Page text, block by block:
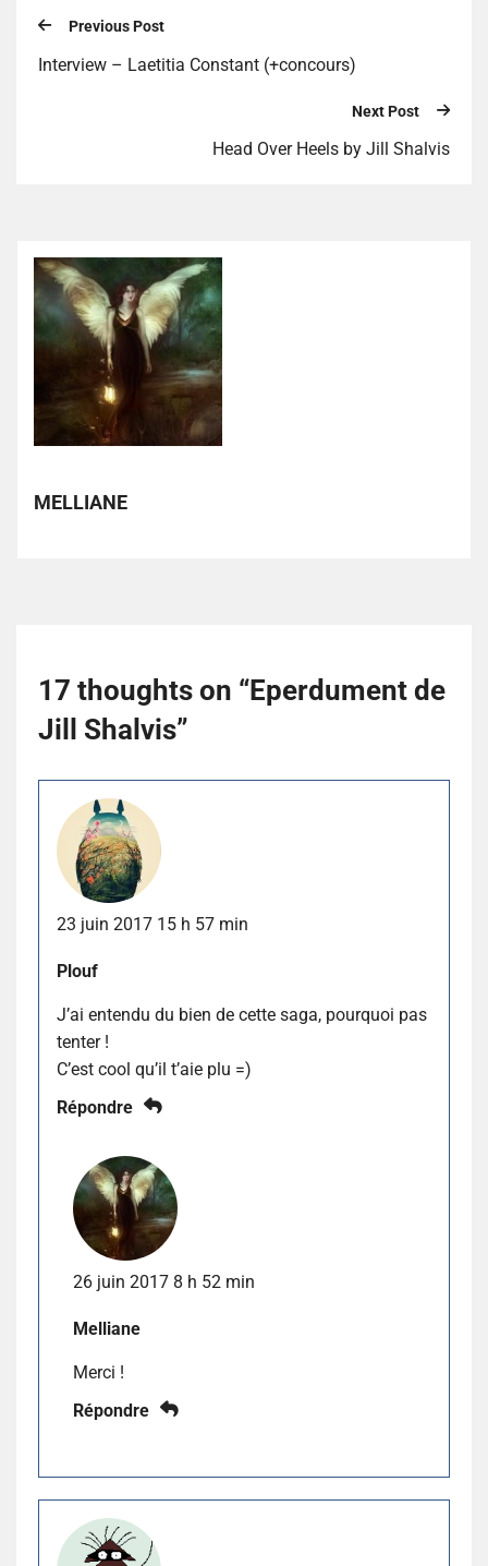
Previous Post
Interview – Laetitia Constant (+concours)
Next Post
Head Over Heels by Jill Shalvis
MELLIANE
17 thoughts on “Eperdument de
Jill Shalvis”
23 juin 2017 15 h 57 min
Plouf
J’ai entendu du bien de cette saga, pourquoi pas
tenter !
C’est cool qu’il t’aie plu =)
Répondre
26 juin 2017 8 h 52 min
Melliane
Merci !
Répondre